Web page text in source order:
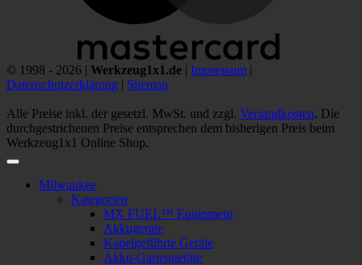
© 1998 - 2026 | Werkzeug1x1.de | Impressum |
Datenschutzerklärung | Sitemap
Alle Preise inkl. der gesetzl. MwSt. und zzgl. Versandkosten. Die
durchgestrichenen Preise entsprechen dem bisherigen Preis beim
Werkzeug1x1 Online Shop.
Milwaukee
Kategorien
MX FUEL™ Equipment
Akkugeräte
Kabelgeführte Geräte
Akku-Gartengeräte